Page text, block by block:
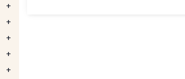
+
+
+
+
+